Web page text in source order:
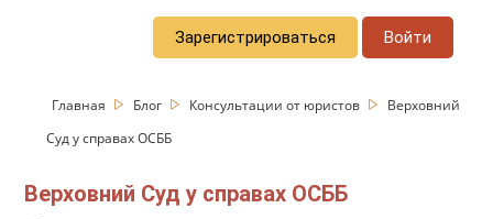
Зарегистрироваться Войти
Главная Блог Консультации от юристов
Верховний
Суд у справах ОСББ
Верховний Суд у справах ОСББ